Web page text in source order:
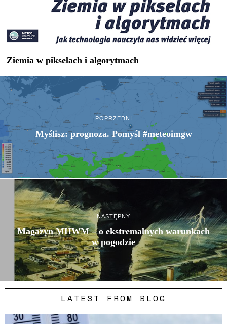
Ziemia w pikselach i algorytmach
POPRZEDNI
Myślisz: prognoza. Pomyśl #meteoimgw
NASTĘPNY
Magazyn MHWM – o ekstremalnych warunkach
w pogodzie
LATEST FROM BLOG